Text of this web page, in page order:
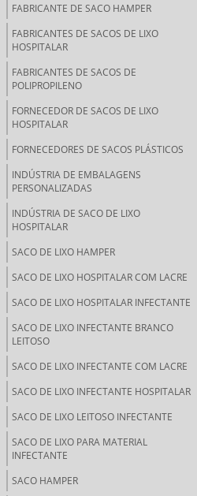
FABRICANTE DE SACO HAMPER
FABRICANTES DE SACOS DE LIXO
HOSPITALAR
FABRICANTES DE SACOS DE
POLIPROPILENO
FORNECEDOR DE SACOS DE LIXO
HOSPITALAR
FORNECEDORES DE SACOS PLÁSTICOS
INDÚSTRIA DE EMBALAGENS
PERSONALIZADAS
INDÚSTRIA DE SACO DE LIXO
HOSPITALAR
SACO DE LIXO HAMPER
SACO DE LIXO HOSPITALAR COM LACRE
SACO DE LIXO HOSPITALAR INFECTANTE
SACO DE LIXO INFECTANTE BRANCO
LEITOSO
SACO DE LIXO INFECTANTE COM LACRE
SACO DE LIXO INFECTANTE HOSPITALAR
SACO DE LIXO LEITOSO INFECTANTE
SACO DE LIXO PARA MATERIAL
INFECTANTE
SACO HAMPER